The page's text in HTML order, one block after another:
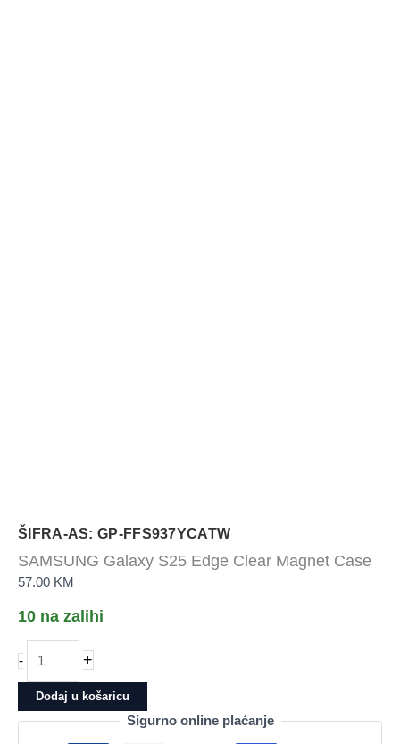
ŠIFRA-AS: GP-FFS937YCATW
SAMSUNG Galaxy S25 Edge Clear Magnet Case
57.00 KM
10 na zalihi
-
SAMSUNG
Galaxy
S25
Edge
+
Dodaj u košaricu
Sigurno online plaćanje